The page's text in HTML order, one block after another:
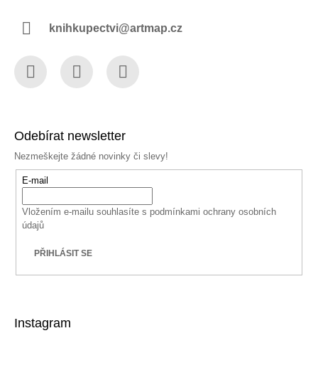
knihkupectvi@artmap.cz
Odebírat newsletter
Nezmeškejte žádné novinky či slevy!
E-mail
Vložením e-mailu souhlasíte s podmínkami ochrany osobních
údajů
PŘIHLÁSIT SE
Instagram